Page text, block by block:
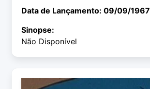
Data de Lançamento: 09/09/1967
Sinopse:
Não Disponível